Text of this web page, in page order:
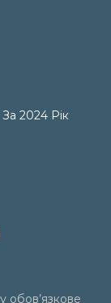
2024 Рік
обов’язкове